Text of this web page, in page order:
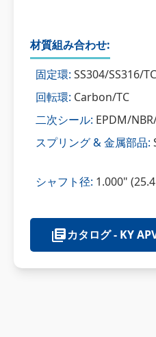
材質組み合わせ:
固定環: SS304/SS316/TC
回転環: Carbon/TC
二次シール: EPDM/
スプリング & 金属部品:
シャフト径: 1.000"
カタログ - KY